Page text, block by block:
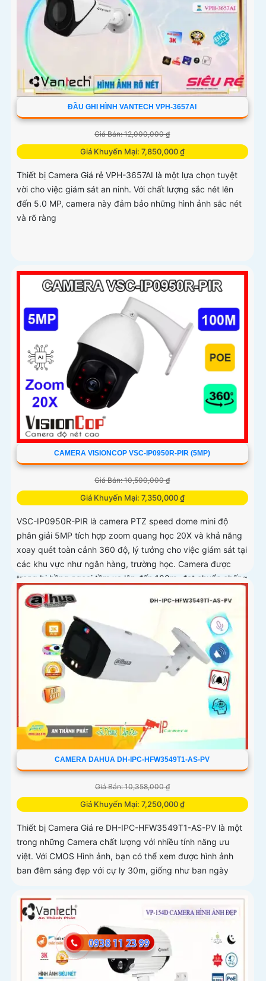
ĐẦU GHI HÌNH VANTECH VPH-3657AI
Giá Bán: 12,000,000 ₫
Giá Khuyến Mại: 7,850,000 ₫
Thiết bị Camera Giá rẻ VPH-3657AI là một lựa chọn tuyệt
vời cho việc giám sát an ninh. Với chất lượng sắc nét lên
đến 5.0 MP, camera này đảm bảo những hình ảnh sắc nét
và rõ ràng
CAMERA VISIONCOP VSC-IP0950R-PIR (5MP)
Giá Bán: 10,500,000 ₫
Giá Khuyến Mại: 7,350,000 ₫
VSC-IP0950R-PIR là camera PTZ speed dome mini độ
phân giải 5MP tích hợp zoom quang học 20X và khả năng
xoay quét toàn cảnh 360 độ, lý tưởng cho việc giám sát tại
các khu vực như ngân hàng, trường học. Camera được
trang bị hồng ngoại tầm xa lên đến 100m, đạt chuẩn chống
nước và bụi IP66 cùng khả năng chống va đập IK10, đảm
bảo vận hành ổn định trong điều kiện môi trường khắc
CAMERA DAHUA DH-IPC-HFW3549T1-AS-PV
Giá Bán: 10,358,000 ₫
Giá Khuyến Mại: 7,250,000 ₫
Thiết bị Camera Giá re DH-IPC-HFW3549T1-AS-PV là một
trong những Camera chất lượng với nhiều tính năng ưu
việt. Với CMOS Hình ảnh, bạn có thể xem được hình ảnh
ban đêm sáng đẹp với cự ly 30m, giống như ban ngày